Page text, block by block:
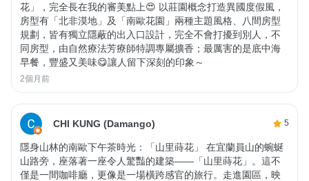
花」，完全長在我的審美點上😍 以莊園概念打造異國度假風，
房型有「北非漠地」及「南歐花園」兩種主題風格、八間房型
規劃，皆有獨立隱蔽的出入口設計，完全不會打擾到別人，不
同房型，由自然療法芳療師特調專屬擴香；最厲害的是底中海
早餐，豐盛又美味😋讓人留下深刻的印象～
2個月前
CHI KUNG (Damango) 5
隱身山林的南歐下午茶時光：「山里蒔花」 在宜蘭員山的蜿蜒
山路旁，座落著一座令人驚豔的建築——「山里蒔花」。這不
僅是一間咖啡廳，更像是一場橫跨感官的旅行。走進園區，映